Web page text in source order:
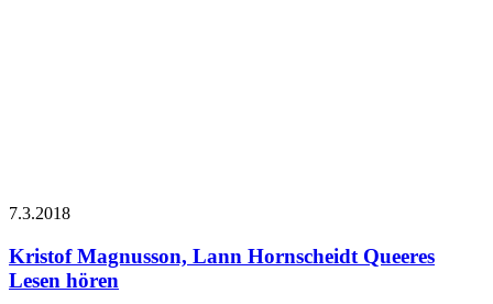
7.3.2018
Kristof Magnusson, Lann Hornscheidt Queeres
Lesen hören